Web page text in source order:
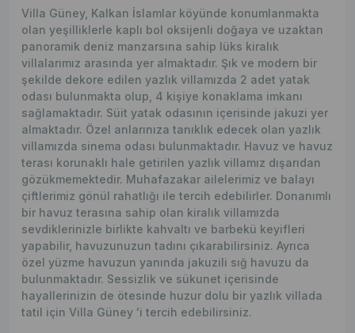
Villa Güney, Kalkan İslamlar köyünde konumlanmakta
olan yeşilliklerle kaplı bol oksijenli doğaya ve uzaktan
panoramik deniz manzarsına sahip lüks kiralık
villalarımız arasında yer almaktadır. Şık ve modern bir
şekilde dekore edilen yazlık villamızda 2 adet yatak
odası bulunmakta olup, 4 kişiye konaklama imkanı
sağlamaktadır. Süit yatak odasının içerisinde jakuzi yer
almaktadır. Özel anlarınıza tanıklık edecek olan yazlık
villamızda sinema odası bulunmaktadır. Havuz ve havuz
terası korunaklı hale getirilen yazlık villamız dışarıdan
gözükmemektedir. Muhafazakar ailelerimiz ve balayı
çiftlerimiz gönül rahatlığı ile tercih edebilirler. Donanımlı
bir havuz terasına sahip olan kiralık villamızda
sevdiklerinizle birlikte kahvaltı ve barbekü keyifleri
yapabilir, havuzunuzun tadını çıkarabilirsiniz. Ayrıca
özel yüzme havuzun yanında jakuzili sığ havuzu da
bulunmaktadır. Sessizlik ve sükunet içerisinde
hayallerinizin de ötesinde huzur dolu bir yazlık villada
tatil için Villa Güney 'i tercih edebilirsiniz.